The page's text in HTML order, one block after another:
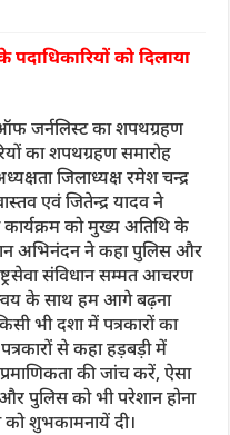
को दिलाया
जर्नलिस्ट का शपथग्रहण
का शपथग्रहण समारोह
जिलाध्यक्ष रमेश चन्द्र
एवं जितेन्द्र यादव ने
को मुख्य अतिथि के
अभिनंदन ने कहा पुलिस और
संविधान सम्मत आचरण
के साथ हम आगे बढ़ना
भी दशा में पत्रकारों का
पत्रकारों से कहा हड़बड़ी में
की जांच करें, ऐसा
पुलिस को भी परेशान होना
को शुभकामनायें दी।